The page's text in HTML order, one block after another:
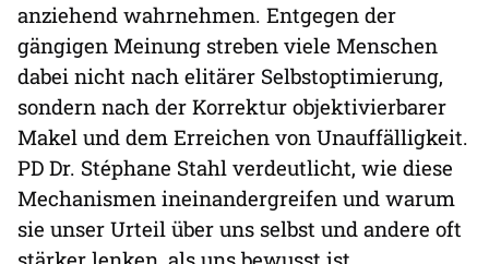
anziehend wahrnehmen. Entgegen der
gängigen Meinung streben viele Menschen
dabei nicht nach elitärer Selbstoptimierung,
sondern nach der Korrektur objektivierbarer
Makel und dem Erreichen von Unauffälligkeit.
PD Dr. Stéphane Stahl verdeutlicht, wie diese
Mechanismen ineinandergreifen und warum
sie unser Urteil über uns selbst und andere oft